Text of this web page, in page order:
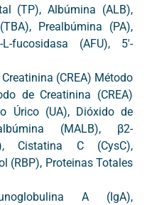
(TP), Albúmina (ALB),
Prealbúmina (PA),
fucosidasa (AFU), 5′-
Creatinina (CREA) Método
de Creatinina (CREA)
Úrico (UA), Dióxido de
(MALB), β2-
Cistatina C (CysC),
(RBP), Proteinas Totales
A (IgA),